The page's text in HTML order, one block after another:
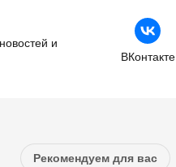
и
ВКонтакте
Рекомендуем для вас